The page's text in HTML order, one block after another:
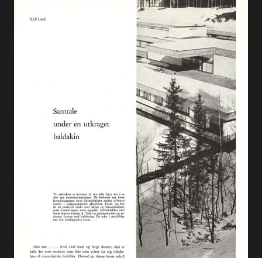
Siste utgave
Made in Norway
Arkitekter